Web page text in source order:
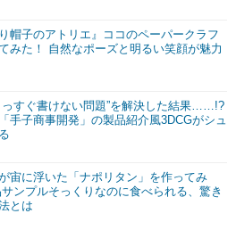
り帽子のアトリエ』ココのペーパークラフ
みた！ 自然なポーズと明るい笑顔が魅力
っすぐ書けない問題”を解決した結果……!?
手子商事開発」の製品紹介風3DCGがシュ
宙に浮いた「ナポリタン」を作ってみ
ンプルそっくりなのに食べられる、驚き
とは